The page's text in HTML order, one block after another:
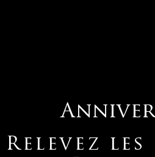
Relevez